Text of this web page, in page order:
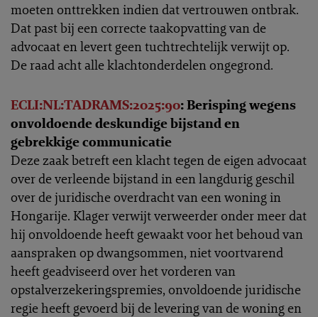
moeten onttrekken indien dat vertrouwen ontbrak.
Dat past bij een correcte taakopvatting van de
advocaat en levert geen tuchtrechtelijk verwijt op.
De raad acht alle klachtonderdelen ongegrond.
ECLI:NL:TADRAMS:2025:90: Berisping wegens
onvoldoende deskundige bijstand en
gebrekkige communicatie
Deze zaak betreft een klacht tegen de eigen advocaat
over de verleende bijstand in een langdurig geschil
over de juridische overdracht van een woning in
Hongarije. Klager verwijt verweerder onder meer dat
hij onvoldoende heeft gewaakt voor het behoud van
aanspraken op dwangsommen, niet voortvarend
heeft geadviseerd over het vorderen van
opstalverzekeringspremies, onvoldoende juridische
regie heeft gevoerd bij de levering van de woning en